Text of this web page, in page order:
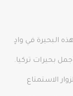
البحيرة في وادٍ
بحيرات تركيا.
الاستمتاع